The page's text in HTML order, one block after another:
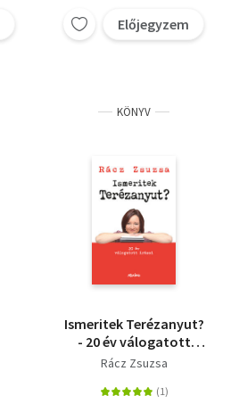
Előjegyzem
KÖNYV
Ismeritek Terézanyut?
- 20 év válogatott
írásai
Rácz Zsuzsa